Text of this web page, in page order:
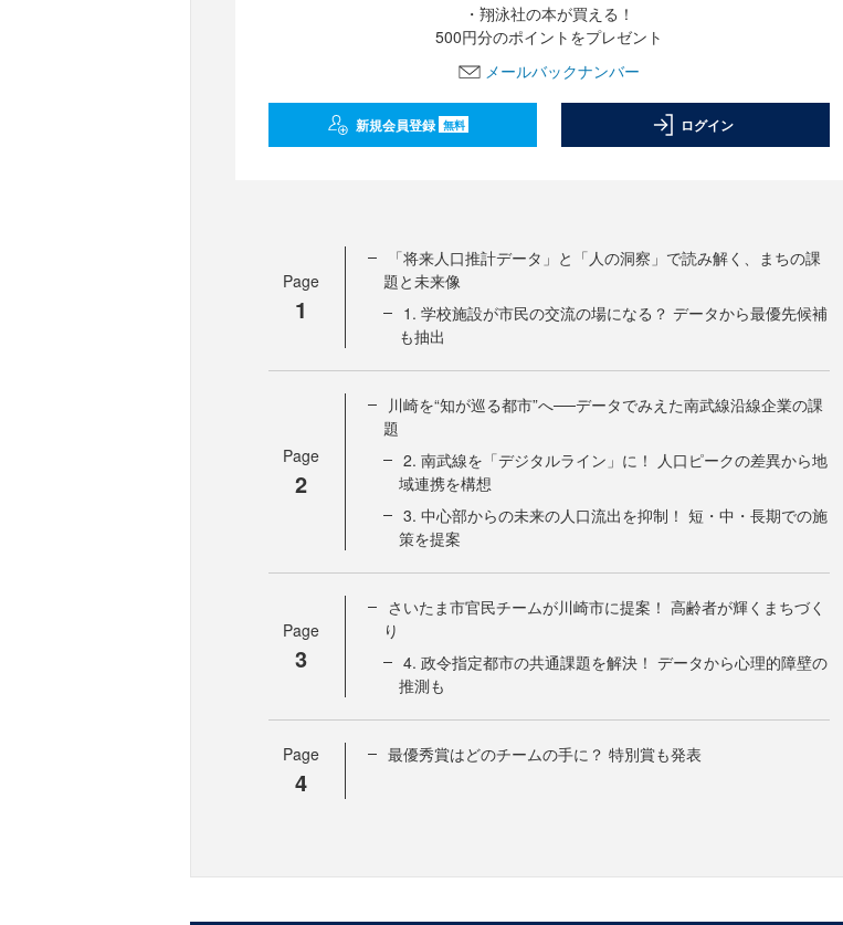
・翔泳社の本が買える！
500円分のポイントをプレゼント
メールバックナンバー
新規会員登録 無料 ログイン
Page
1
「将来人口推計データ」と「人の洞察」で読み解く、まちの課
題と未来像
1. 学校施設が市民の交流の場になる？ データから最優先候補
も抽出
Page
2
川崎を“知が巡る都市”へ──データでみえた南武線沿線企業の課
題
2. 南武線を「デジタルライン」に！ 人口ピークの差異から地
域連携を構想
3. 中心部からの未来の人口流出を抑制！ 短・中・長期での施
策を提案
Page
3
さいたま市官民チームが川崎市に提案！ 高齢者が輝くまちづく
り
4. 政令指定都市の共通課題を解決！ データから心理的障壁の
推測も
Page
4
最優秀賞はどのチームの手に？ 特別賞も発表